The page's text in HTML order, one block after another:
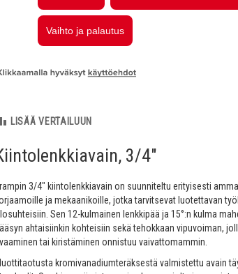
LISÄÄ VERTAILUUN
3/4"
3/4" kiintolenkkiavain on suunniteltu erityisesti
ja mekaanikoille, jotka tarvitsevat luotettavan
Sen 12-kulmainen lenkkipää ja 15°:n kulma
ahtaisiinkin kohteisiin sekä tehokkaan vipuvoiman,
tai kiristäminen onnistuu vaivattomammin.
kromivanadiumteräksestä valmistettu avain